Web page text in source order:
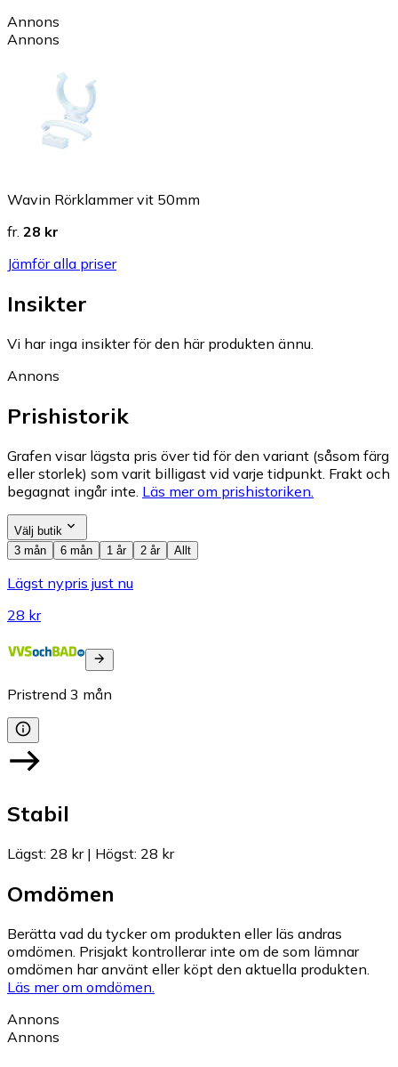
Annons
Annons
Wavin Rörklammer vit 50mm
fr. 28 kr
Jämför alla priser
Insikter
Vi har inga insikter för den här produkten ännu.
Annons
Prishistorik
Grafen visar lägsta pris över tid för den variant (såsom färg
eller storlek) som varit billigast vid varje tidpunkt. Frakt och
begagnat ingår inte. Läs mer om prishistoriken.
Välj butik
3 mån
6 mån 1 år 2 år Allt
Lägst nypris just nu
28 kr
Pristrend 3 mån
Stabil
Lägst: 28 kr| Högst: 28 kr
Omdömen
Berätta vad du tycker om produkten eller läs andras
omdömen. Prisjakt kontrollerar inte om de som lämnar
omdömen har använt eller köpt den aktuella produkten.
Läs mer om omdömen.
Annons
Annons